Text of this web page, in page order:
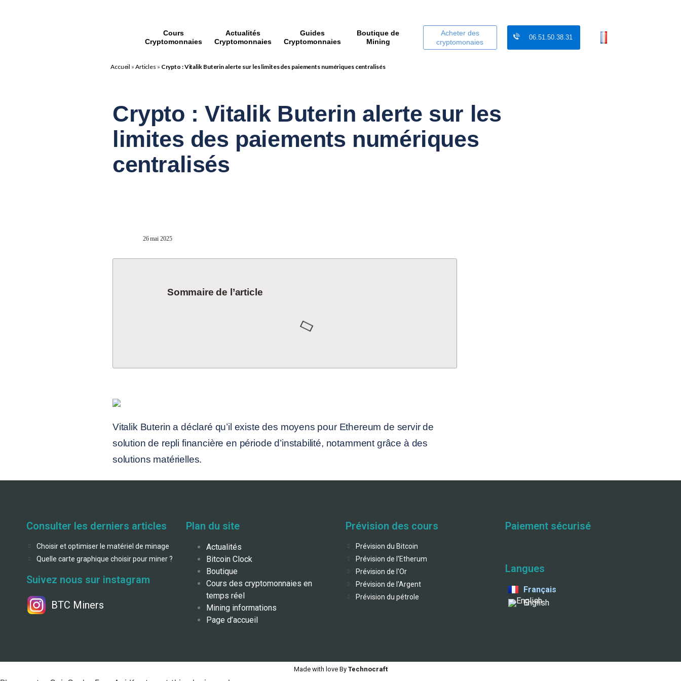
Cours
Cryptomonnaies
Actualités
Cryptomonnaies
Guides
Cryptomonnaies
Boutique de
Mining
Acheter des
cryptomonaies
06.51.50.38.31
Accueil » Articles » Crypto : Vitalik Buterin alerte sur les limites des paiements numériques centralisés
Crypto : Vitalik Buterin alerte sur les
limites des paiements numériques
centralisés
26 mai 2025
Sommaire de l’article
Vitalik Buterin a déclaré qu’il existe des moyens pour Ethereum de servir de
solution de repli financière en période d’instabilité, notamment grâce à des
solutions matérielles.
Consulter les derniers articles
Choisir et optimiser le matériel de minage
Quelle carte graphique choisir pour miner ?
Suivez nous sur instagram
BTC Miners
Plan du site
Actualités
Bitcoin Clock
Boutique
Cours des cryptomonnaies en
temps réel
Mining informations
Page d’accueil
Prévision des cours
Prévision du Bitcoin
Prévision de l'Etherum
Prévision de l'Or
Prévision de l'Argent
Prévision du pétrole
Paiement sécurisé
Langues
Français
English
Made with love ByTechnocraft